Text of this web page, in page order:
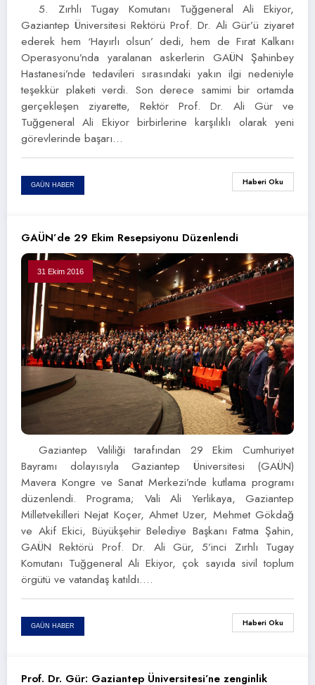
5. Zırhlı Tugay Komutanı Tuğgeneral Ali Ekiyor,
Gaziantep Üniversitesi Rektörü Prof. Dr. Ali Gür’ü ziyaret
ederek hem ‘Hayırlı olsun’ dedi, hem de Fırat Kalkanı
Operasyonu’nda yaralanan askerlerin GAÜN Şahinbey
Hastanesi’nde tedavileri sırasındaki yakın ilgi nedeniyle
teşekkür plaketi verdi. Son derece samimi bir ortamda
gerçekleşen ziyarette, Rektör Prof. Dr. Ali Gür ve
Tuğgeneral Ali Ekiyor birbirlerine karşılıklı olarak yeni
görevlerinde başarı…
GAÜN HABER Haberi Oku
GAÜN’de 29 Ekim Resepsiyonu Düzenlendi
31 Ekim 2016
Gaziantep Valiliği tarafından 29 Ekim Cumhuriyet
Bayramı dolayısıyla Gaziantep Üniversitesi (GAÜN)
Mavera Kongre ve Sanat Merkezi’nde kutlama programı
düzenlendi. Programa; Vali Ali Yerlikaya, Gaziantep
Milletvekilleri Nejat Koçer, Ahmet Uzer, Mehmet Gökdağ
ve Akif Ekici, Büyükşehir Belediye Başkanı Fatma Şahin,
GAÜN Rektörü Prof. Dr. Ali Gür, 5’inci Zırhlı Tugay
Komutanı Tuğgeneral Ali Ekiyor, çok sayıda sivil toplum
örgütü ve vatandaş katıldı.…
GAÜN HABER Haberi Oku
Prof. Dr. Gür: Gaziantep Üniversitesi’ne zenginlik